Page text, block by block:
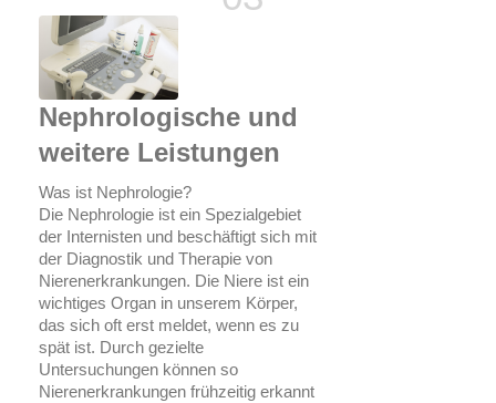
Nephrologische und
weitere Leistungen
Was ist Nephrologie?
Die Nephrologie ist ein Spezialgebiet
der Internisten und beschäftigt sich mit
der Diagnostik und Therapie von
Nierenerkrankungen. Die Niere ist ein
wichtiges Organ in unserem Körper,
das sich oft erst meldet, wenn es zu
spät ist. Durch gezielte
Untersuchungen können so
Nierenerkrankungen frühzeitig erkannt